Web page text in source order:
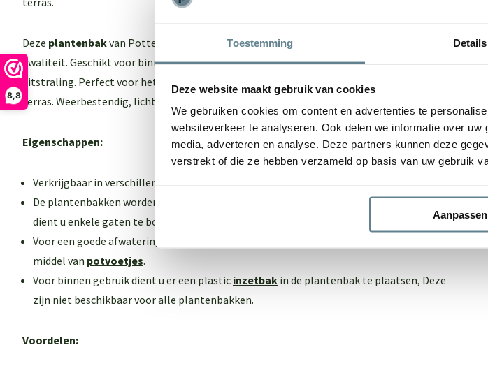
Toestemming Details
Deze website maakt gebruik van cookies
We gebruiken cookies om content en advertenties te
websiteverkeer te analyseren. Ook delen we informatie over
media, adverteren en analyse. Deze partners kunnen deze
verstrekt of die ze hebben verzameld op basis van uw gebruik
Aanpassen
8,8
Deze plantenbakvan Pottery pots combineert tijdloos design met hoogwaardige
kwaliteit. Geschikt voor binnen en buiten, gemaakt van duurzaam materiaal met een luxe
uitstraling. Perfect voor het stijlvol presenteren van planten in huis, tuin of op het
terras. Weerbestendig, licht van gewicht en zeer eenvoudig te onderhouden.
Eigenschappen:
Verkrijgbaar in verschillende kleuren en maten
De plantenbakken worden geleverd
gaten in de bodem. Voor buiten gebruik
dient u enkele gaten te boren.
Voor een goede afwatering dient u de plantenbak 1-2 cm van de grond te plaatsen door
middel van potvoetjes.
Voor binnen gebruik dient u er een plastic inzetbak in de plantenbak te plaatsen, Deze
zijn niet beschikbaar voor alle plantenbakken.
Voordelen: